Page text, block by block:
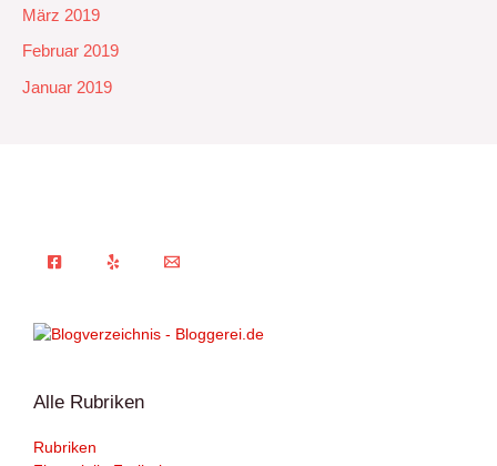
März 2019
Februar 2019
Januar 2019
Alle Rubriken
Rubriken